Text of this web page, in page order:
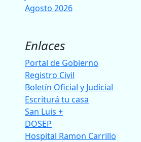
Agosto 2026
Enlaces
Portal de Gobierno
Registro Civil
Boletín Oficial y Judicial
Escriturá tu casa
San Luis +
DOSEP
Hospital Ramon Carrillo